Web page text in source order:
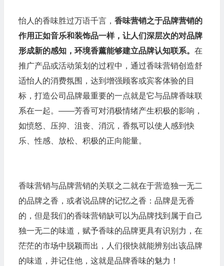
怡人的香味胜过万语千言， 香味营销之于品牌营销的
作用正如音乐和装饰品一样，让人们深层次的对品牌
形成新的感知，环境香薰能够建立品牌认知联系。 在
推广产品或活动策划的过程中，通过香味营销创造舒
适怡人的消费氛围，达到增强顾客或宾客体验的目
标，打造公司品牌最重要的一点就是它与品牌香味联
系在一起。——芳香可对消极情绪产生积极的影响，
如愤怒、压抑、沮丧、消沉，香氛可以使人感到快
乐、性感、放松、积极的正向能量。
香味营销与品牌营销的关联之二就在于营造独一无二
的品牌之香，或者说品牌的记忆之香：品牌是无香
的，但是我们的香味营销缺可以为品牌找到属于自己
独一无二的味道，赋予香味的品牌更具有识别力，在
茫茫的市场中脱颖而出，人们很快就能辨别出该品牌
的味道，并记住他，这就是品牌香味的魅力！